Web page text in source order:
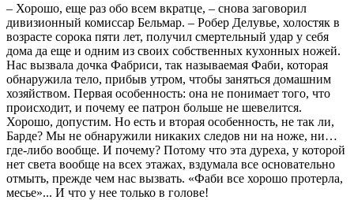
– Хорошо, еще раз обо всем вкратце, – снова заговорил
дивизионный комиссар Бельмар. – Робер Делувье, холостяк в
возрасте сорока пяти лет, получил смертельный удар у себя
дома да еще и одним из своих собственных кухонных ножей.
Нас вызвала дочка Фабриси, так называемая Фаби, которая
обнаружила тело, прибыв утром, чтобы заняться домашним
хозяйством. Первая особенность: она не понимает того, что
происходит, и почему ее патрон больше не шевелится.
Хорошо, допустим. Но есть и вторая особенность, не так ли,
Барде? Мы не обнаружили никаких следов ни на ноже, ни…
где-либо вообще. И почему? Потому что эта дуреха, у которой
нет света вообще на всех этажах, вздумала все основательно
отмыть, прежде чем нас вызвать. «Фаби все хорошо протерла,
месье»... И что у нее только в голове!